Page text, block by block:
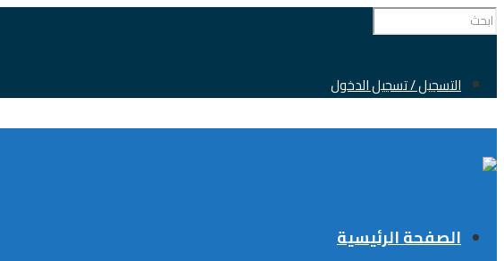
التسجيل / تسجيل الدخول
الصفحة الرئيسية